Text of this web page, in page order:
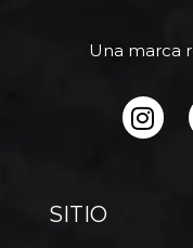
Una marca
SITIO